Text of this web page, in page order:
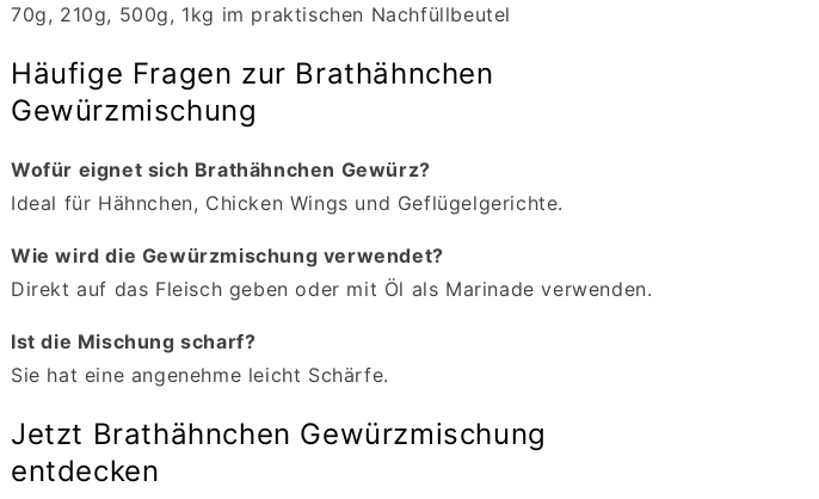
70g, 210g, 500g, 1kg im praktischen Nachfüllbeutel
Häufige Fragen zur Brathähnchen
Gewürzmischung
Wofür eignet sich Brathähnchen Gewürz?
Ideal für Hähnchen, Chicken Wings und Geflügelgerichte.
Wie wird die Gewürzmischung verwendet?
Direkt auf das Fleisch geben oder mit Öl als Marinade verwenden.
Ist die Mischung scharf?
Sie hat eine angenehme leicht Schärfe.
Jetzt Brathähnchen Gewürzmischung
entdecken